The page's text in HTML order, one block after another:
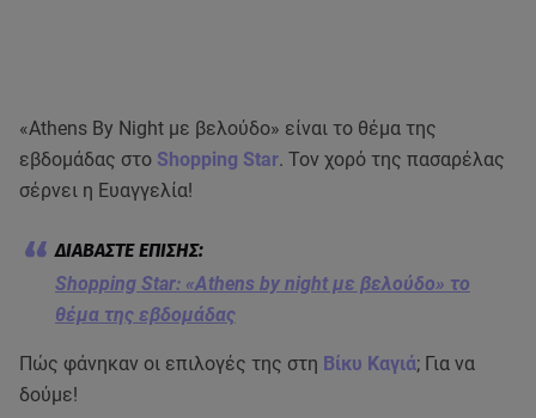
«Athens By Night με βελούδο» είναι το θέμα της
εβδομάδας στο Shopping Star. Τον χορό της πασαρέλας
σέρνει η Ευαγγελία!
Shopping Star: «Αthens by night με βελούδο» το
θέμα της εβδομάδας
Πώς φάνηκαν οι επιλογές της στη Βίκυ Καγιά; Για να
δούμε!